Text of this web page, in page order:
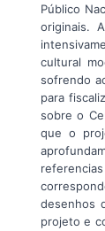
Público
originais.
cultural
sofrendo
para
sobre o
que o
desenhos
projeto e